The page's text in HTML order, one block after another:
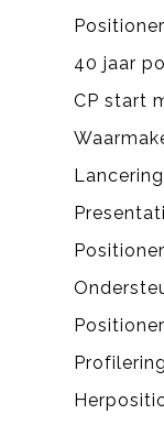
40 jaar
CP start